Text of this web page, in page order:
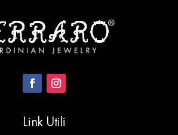
Link Utili